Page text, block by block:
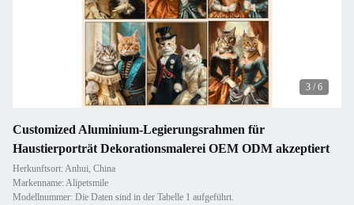
3 / 6
Customized Aluminium-Legierungsrahmen für
Haustierporträt Dekorationsmalerei OEM ODM akzeptiert
Herkunftsort: Anhui, China
Markenname: Alipetsmile
Modellnummer: Die Daten sind in der Tabelle 1 aufgeführt.